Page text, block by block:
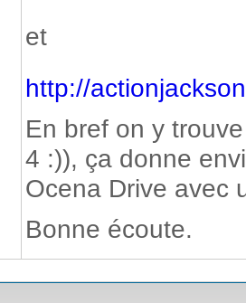
et
http://
En bref on y
4 :)), ça donne
Ocena Drive avec
Bonne écoute.